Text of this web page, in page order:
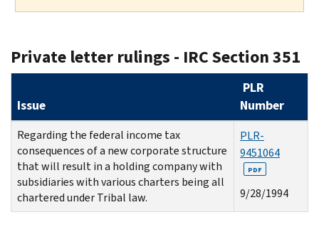
Private letter rulings - IRC Section 351
Issue
PLR
Number
Regarding the federal income tax
consequences of a new corporate structure
that will result in a holding company with
subsidiaries with various charters being all
chartered under Tribal law.
PLR-
9451064
PDF
9/28/1994